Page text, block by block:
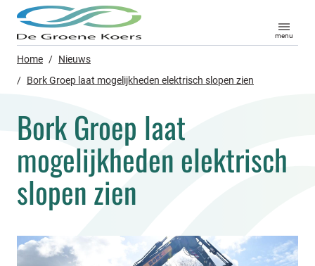
menu
Home / Nieuws
/ Bork Groep laat mogelijkheden elektrisch slopen zien
Bork Groep laat
mogelijkheden elektrisch
slopen zien